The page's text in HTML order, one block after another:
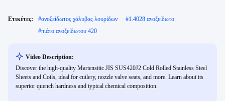
Ετικέτες: #ανοξείδωτος χάλυβας λουρίδων #1.4028 ανοξείδωτο
#πιάτο ανοξείδωτου 420
Video Description:
Discover the high-quality Martensitic JIS SUS420J2 Cold Rolled Stainless Steel
Sheets and Coils, ideal for cutlery, nozzle valve seats, and more. Learn about its
superior quench hardness and typical chemical composition.